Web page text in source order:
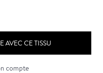
AVEC CE TISSU
compte